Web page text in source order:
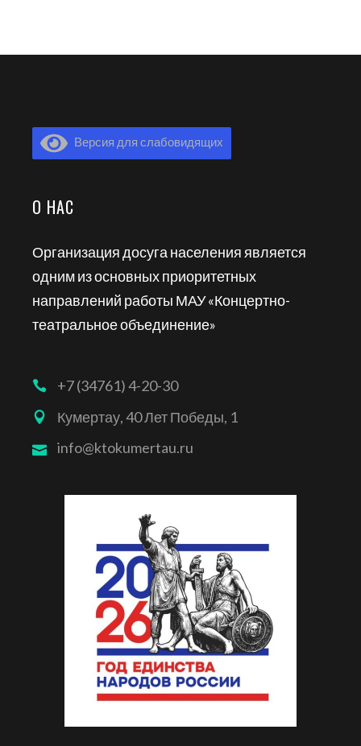
Версия для слабовидящих
О НАС
Организация досуга населения является
одним из основных приоритетных
направлений работы МАУ «Концертно-
театральное объединение»
+7 (34761) 4-20-30
Кумертау, 40 Лет Победы, 1
info@ktokumertau.ru